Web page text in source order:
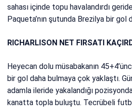
sahası içinde topu havalandırdı
Paqueta’nın şutunda Brezilya bir gol
RICHARLISON NET FIRSATI
Heyecan dolu müsabakanın
bir gol daha bulmaya çok yaklaştı.
adamla ileride yakalandığı
kanatta topla buluştu. Tecrübeli